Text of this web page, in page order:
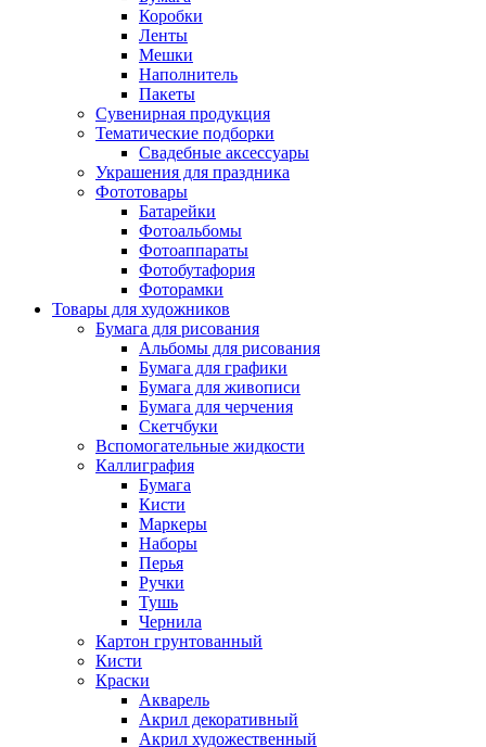
Коробки
Ленты
Мешки
Наполнитель
Пакеты
Сувенирная продукция
Тематические подборки
Свадебные аксессуары
Украшения для праздника
Фототовары
Батарейки
Фотоальбомы
Фотоаппараты
Фотобутафория
Фоторамки
Товары для художников
Бумага для рисования
Альбомы для рисования
Бумага для графики
Бумага для живописи
Бумага для черчения
Скетчбуки
Вспомогательные жидкости
Каллиграфия
Бумага
Кисти
Маркеры
Наборы
Перья
Ручки
Тушь
Чернила
Картон грунтованный
Кисти
Краски
Акварель
Акрил декоративный
Акрил художественный